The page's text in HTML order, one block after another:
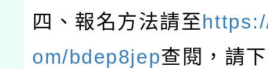
四、報名方法請至
om/bdep8jep查閱，請